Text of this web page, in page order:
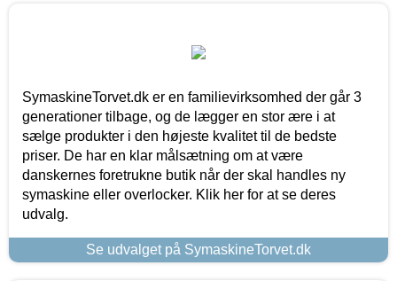
SymaskineTorvet.dk er en familievirksomhed der går 3
generationer tilbage, og de lægger en stor ære i at
sælge produkter i den højeste kvalitet til de bedste
priser. De har en klar målsætning om at være
danskernes foretrukne butik når der skal handles ny
symaskine eller overlocker. Klik her for at se deres
udvalg.
Se udvalget på SymaskineTorvet.dk